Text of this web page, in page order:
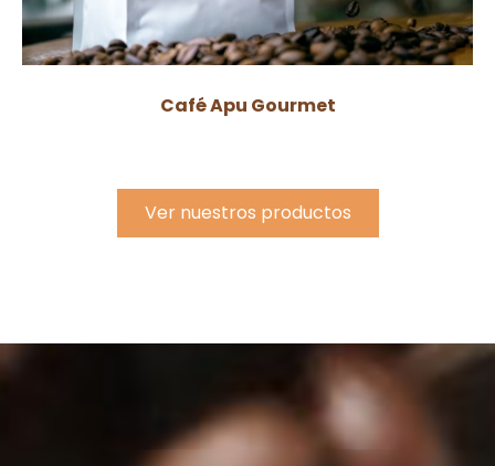
Café Apu Gourmet
Ver nuestros productos